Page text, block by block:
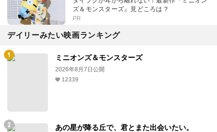
ズ＆モンスターズ』見どころは？
PR
デイリーみたい映画ランキング
ミニオンズ＆モンスターズ
2026年8月7日公開
12339
あの星が降る丘で、君とまた出会いたい。